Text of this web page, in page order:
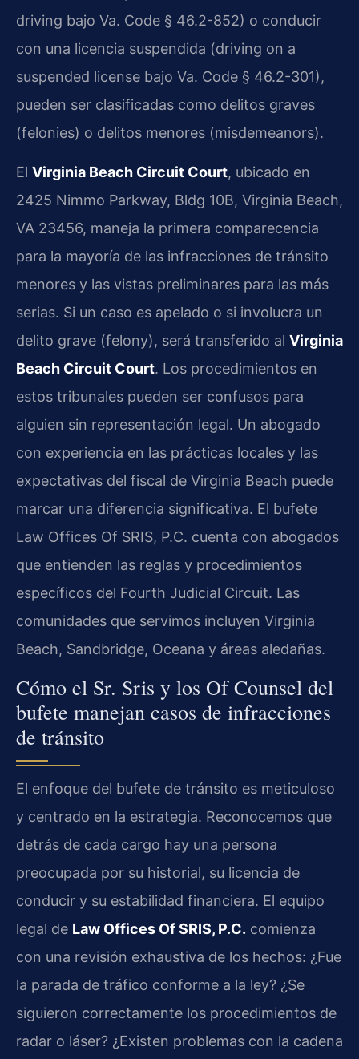
driving bajo Va. Code § 46.2-852) o conducir
con una licencia suspendida (driving on a
suspended license bajo Va. Code § 46.2-301),
pueden ser clasificadas como delitos graves
(felonies) o delitos menores (misdemeanors).
El Virginia Beach Circuit Court, ubicado en
2425 Nimmo Parkway, Bldg 10B, Virginia Beach,
VA 23456, maneja la primera comparecencia
para la mayoría de las infracciones de tránsito
menores y las vistas preliminares para las más
serias. Si un caso es apelado o si involucra un
delito grave (felony), será transferido al Virginia
Beach Circuit Court. Los procedimientos en
estos tribunales pueden ser confusos para
alguien sin representación legal. Un abogado
con experiencia en las prácticas locales y las
expectativas del fiscal de Virginia Beach puede
marcar una diferencia significativa. El bufete
Law Offices Of SRIS, P.C. cuenta con abogados
que entienden las reglas y procedimientos
específicos del Fourth Judicial Circuit. Las
comunidades que servimos incluyen Virginia
Beach, Sandbridge, Oceana y áreas aledañas.
Cómo el Sr. Sris y los Of Counsel del
bufete manejan casos de infracciones
de tránsito
El enfoque del bufete de tránsito es meticuloso
y centrado en la estrategia. Reconocemos que
detrás de cada cargo hay una persona
preocupada por su historial, su licencia de
conducir y su estabilidad financiera. El equipo
legal de Law Offices Of SRIS, P.C. comienza
con una revisión exhaustiva de los hechos: ¿Fue
la parada de tráfico conforme a la ley? ¿Se
siguieron correctamente los procedimientos de
radar o láser? ¿Existen problemas con la cadena